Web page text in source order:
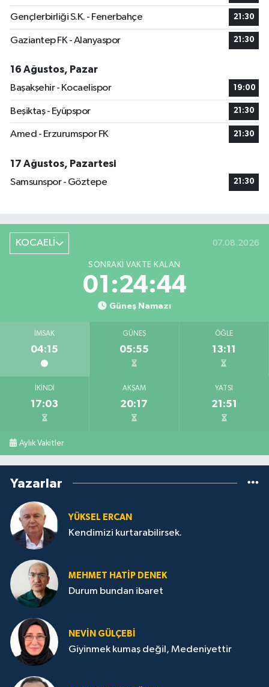
Gençlerbirliği S.K. - Fenerbahçe 21:30
Gaziantep FK - Alanyaspor 21:30
16 Ağustos, Pazar
Başakşehir - Kocaelispor
19:00
Beşiktaş - Eyüpspor 21:30
Amed - Erzurumspor FK 21:30
17 Ağustos, Pazartesi
Samsunspor - Göztepe
21:30
KOCAELİ 07.08.2026
SONRAKI VAKTE KALAN
01:24:43
Güneş Namazı
İMSAK
04:15
GÜNEŞ
05:55
ÖĞLE
13:11
İKINDI
17:03
AKŞAM
20:17
YATSI
21:51
Aylık Vakitler
Yazarlar
YÜKSEL ERCAN
Kendimizi kurtarabilirsek.
MEHMET HATİP DENEK
Durum bundan ibaret
NEVİN GÜLÇEBİ
Giyinmek kumaş değil, Medeniyettir